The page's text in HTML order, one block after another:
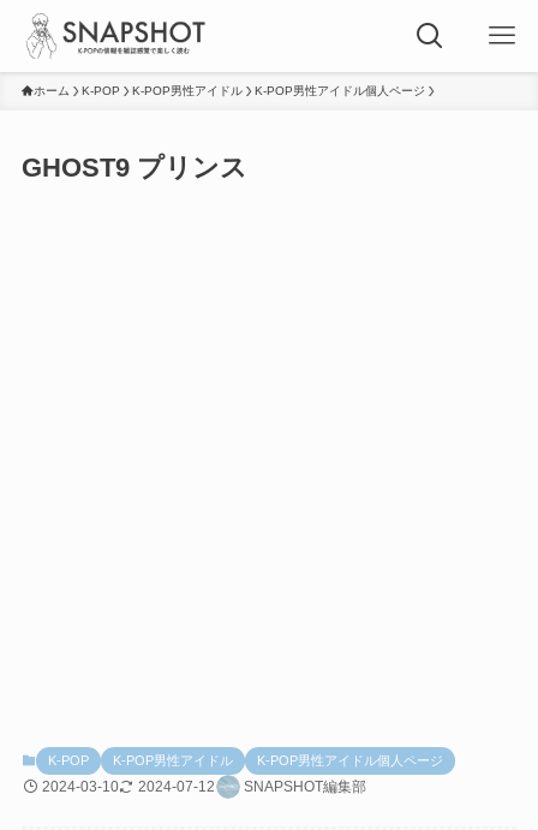
ホーム K-POP K-POP男性アイドル K-POP男性アイドル個人ページ
GHOST9 プリンス
K-POP K-POP男性アイドル K-POP男性アイドル個人ページ
2024-03-10 2024-07-12 SNAPSHOT編集部